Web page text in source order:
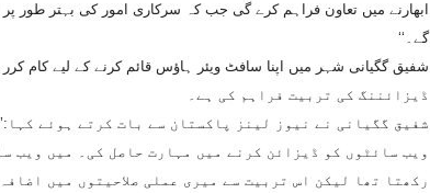
ابھارنے میں تعاون فراہم کرے گی جب کہ سرکاری امور کی بہتر طور
گے۔‘‘
ڈیزائننگ کی تربیت فراہم کی ہے۔
شفیق گگیانی نے نیوز لینز پاکستان سے بات کرتے ہوئے
ویب سائٹوں کو ڈیزائن کرنے میں مہارت حاصل کی۔ میں ویب
رکھتا تھا لیکن اس تربیت سے میری عملی صلاحیتوں میں اضافہ